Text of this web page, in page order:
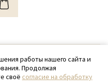
SamPack
97-87
работы нашего сайта и
Продолжая
своё согласие на обработку